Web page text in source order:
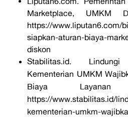
Marketplace, UMKM
https://www.liputan6.com/
siapkan-aturan-biaya-
diskon
Stabilitas.id.
Kementerian UMKM
Biaya
https://www.stabilitas.id/
kementerian-umkm-